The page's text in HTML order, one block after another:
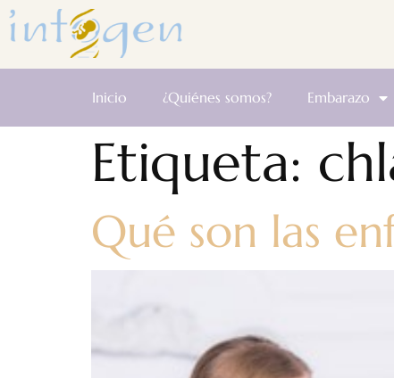
Inicio ¿Quiénes somos? Embarazo
Etiqueta:
Qué son las